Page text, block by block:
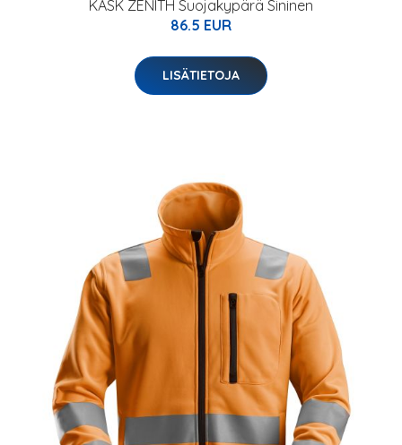
KASK ZENITH Suojakypärä Sininen
86.5 EUR
LISÄTIETOJA